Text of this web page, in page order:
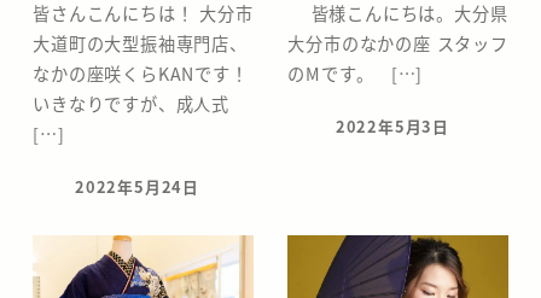
皆さんこんにちは！ 大分市
大道町の大型振袖専門店、
なかの座咲くらKANです！
いきなりですが、成人式
[…]
投稿日
2022年5月24日
皆様こんにちは。大分県
大分市のなかの座 スタッフ
のMです。 […]
投稿日
2022年5月3日